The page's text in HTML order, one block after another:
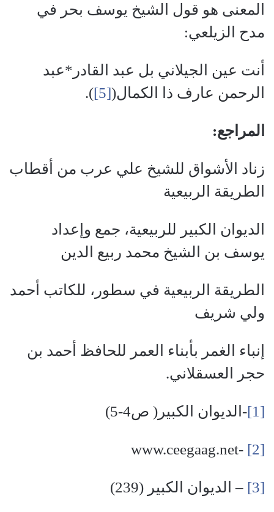
المعنى هو قول الشيخ يوسف بحر في
مدح الزيلعي:
أنت عين الجيلاني بل عبد القادر*عبد
الرحمن عارف ذا الكمال([5]
).
المراجع:
زناد الأشواق للشيخ علي عرب من أقطاب
الطريقة الربيعية
الديوان الكبير للربيعية، جمع وإعداد
يوسف بن الشيخ محمد ربيع الدين
الطريقة الربيعية في سطور، للكاتب أحمد
ولي شريف
إنباء الغمر بأبناء العمر للحافظ أحمد بن
حجر العسقلاني.
[1] -الديوان الكبير( ص4-5)
[2]
-www.ceegaag.net
[3] – الديوان الكبير (239)